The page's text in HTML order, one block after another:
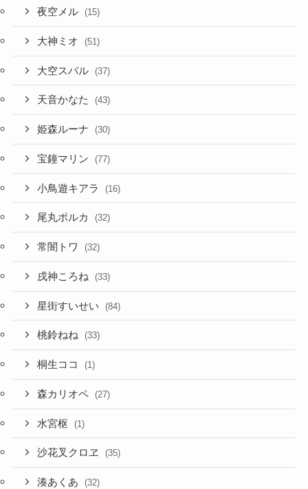
夜空メル (15)
大神ミオ (51)
大空スバル (37)
天音かなた (43)
姫森ルーナ (30)
宝鐘マリン (77)
小鳥遊キアラ (16)
尾丸ポルカ (32)
常闇トワ (32)
戌神ころね (33)
星街すいせい (84)
桃鈴ねね (33)
桐生ココ (1)
森カリオペ (27)
水宮枢 (1)
沙花叉クロヱ (35)
湊あくあ (32)